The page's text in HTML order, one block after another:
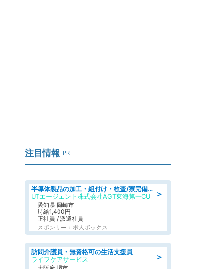
注目情報 PR
＞
半導体製品の加工・組付け・検査/寮完備/日勤/日払い/工場・製造
UTエージェント株式会社AGT東海第一CU
愛知県 岡崎市
時給1,400円
正社員 / 派遣社員
スポンサー：求人ボックス
＞
訪問介護員・無資格可の生活支援員
ライフケアサービス